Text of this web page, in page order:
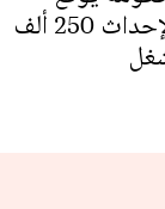
منشورا لإحداث 250 ألف